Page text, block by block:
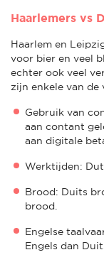
Haarlemers vs
Haarlem en
voor bier en veel
echter ook veel
zijn enkele van de
Gebruik van
aan contant
aan digitale
Werktijden:
Brood: Duits
brood.
Engelse
Engels dan